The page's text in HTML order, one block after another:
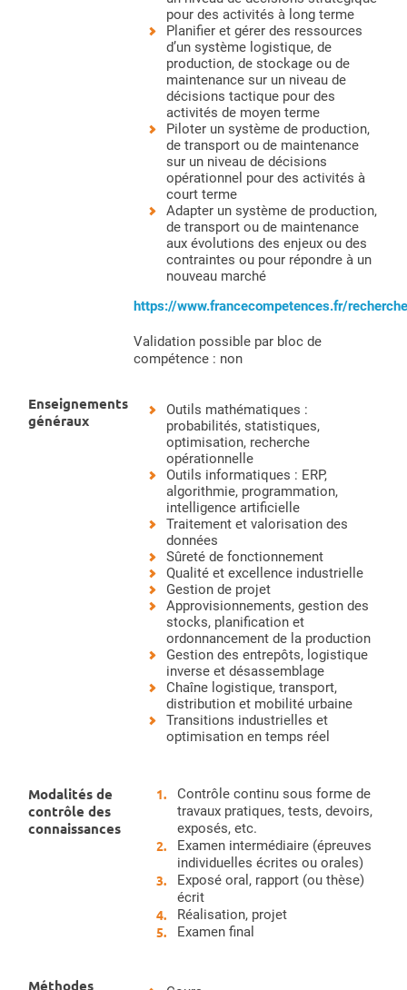
pour des activités à long terme
Planifier et gérer des ressources
d’un système logistique, de
production, de stockage ou de
maintenance sur un niveau de
décisions tactique pour des
activités de moyen terme
Piloter un système de production,
de transport ou de maintenance
sur un niveau de décisions
opérationnel pour des activités à
court terme
Adapter un système de production,
de transport ou de maintenance
aux évolutions des enjeux ou des
contraintes ou pour répondre à un
nouveau marché
https://www.francecompetences.fr/
Validation possible par bloc de
compétence : non
Enseignements
généraux
Outils mathématiques :
probabilités, statistiques,
optimisation, recherche
opérationnelle
Outils informatiques : ERP,
algorithmie, programmation,
intelligence artificielle
Traitement et valorisation des
données
Sûreté de fonctionnement
Qualité et excellence industrielle
Gestion de projet
Approvisionnements, gestion des
stocks, planification et
ordonnancement de la production
Gestion des entrepôts, logistique
inverse et désassemblage
Chaîne logistique, transport,
distribution et mobilité urbaine
Transitions industrielles et
optimisation en temps réel
Modalités de
contrôle des
connaissances
Contrôle continu sous forme de
travaux pratiques, tests, devoirs,
exposés, etc.
Examen intermédiaire (épreuves
individuelles écrites ou orales)
Exposé oral, rapport (ou thèse)
écrit
Réalisation, projet
Examen final
Méthodes